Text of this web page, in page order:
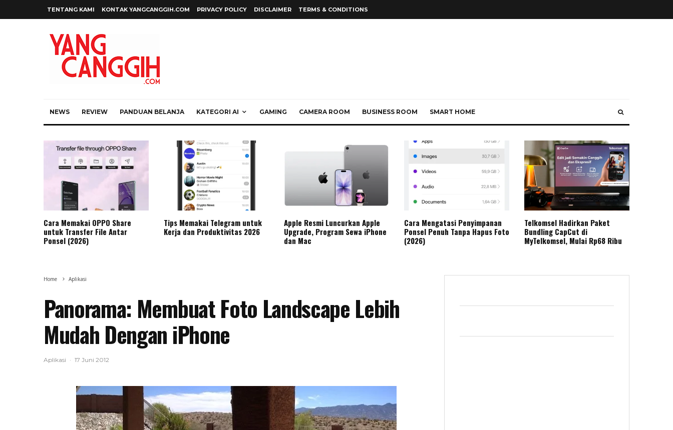
TENTANG KAMI KONTAK YANGCANGGIH.COM PRIVACY POLICY DISCLAIMER TERMS & CONDITIONS
NEWS REVIEW PANDUAN BELANJA KATEGORI AI GAMING CAMERA ROOM BUSINESS ROOM SMART HOME
Cara Memakai OPPO Share
untuk Transfer File Antar
Ponsel (2026)
Tips Memakai Telegram untuk
Kerja dan Produktivitas 2026
Apple Resmi Luncurkan Apple
Upgrade, Program Sewa iPhone
dan Mac
Cara Mengatasi Penyimpanan
Ponsel Penuh Tanpa Hapus Foto
(2026)
Telkomsel Hadirkan Paket
Bundling CapCut di
MyTelkomsel, Mulai Rp68 Ribu
Home Aplikasi
Panorama: Membuat Foto Landscape Lebih
Mudah Dengan iPhone
Aplikasi · 17 Juni 2012